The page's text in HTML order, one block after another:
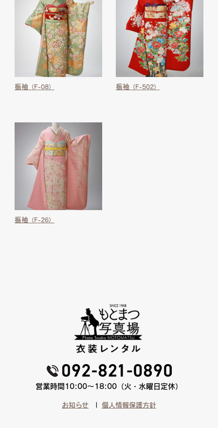
振袖 （F-08） 振袖 （F-502）
振袖 （F-26）
営業時間10:00〜18:00（火・水曜日定休）
お知らせ 個人情報保護方針